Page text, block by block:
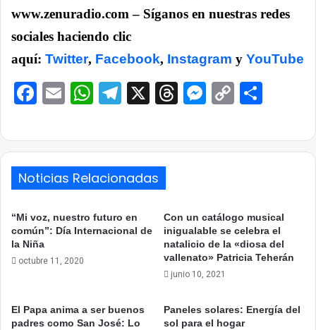
www.zenuradio.com – Síganos en nuestras redes
sociales haciendo clic
aquí: Twitter, Facebook, Instagram y YouTube
Facebook
EmailWhatsApp
Telegram
X ThreadsCopy
Noticias Relacionadas
“Mi voz, nuestro futuro en
común”: Día Internacional de
la Niña
octubre 11, 2020
Con un catálogo musical
inigualable se celebra el
natalicio de la «diosa del
vallenato» Patricia Teherán
junio 10, 2021
El Papa anima a ser buenos
padres como San José: Lo
Paneles solares: Energía del
sol para el hogar